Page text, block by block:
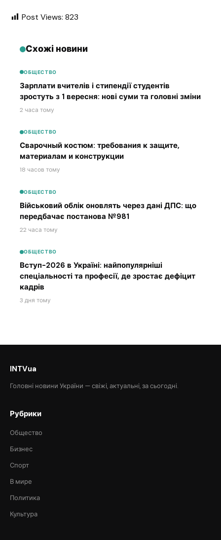
Post Views: 823
Схожі новини
ОБЩЕСТВО
Зарплати вчителів і стипендії студентів
зростуть з 1 вересня: нові суми та головні зміни
2 часа тому
ОБЩЕСТВО
Сварочный костюм: требования к защите,
материалам и конструкции
18 часов тому
ОБЩЕСТВО
Військовий облік оновлять через дані ДПС: що
передбачає постанова №981
22 часа тому
ОБЩЕСТВО
Вступ-2026 в Україні: найпопулярніші
спеціальності та професії, де зростає дефіцит
кадрів
3 дня тому
INTVua
Головні новини України — свіжі, актуальні, за сьогодні.
Рубрики
Общество
Бизнес
Спорт
В мире
Политика
Культура